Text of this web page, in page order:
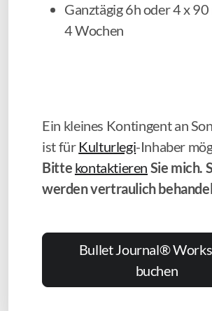
Ganztägig 6h oder 4 x
4 Wochen
Ein kleines Kontingent an
ist für Kulturlegi-Inhaber
Bitte kontaktieren Sie mich.
werden vertraulich
Bullet Journal®
buchen